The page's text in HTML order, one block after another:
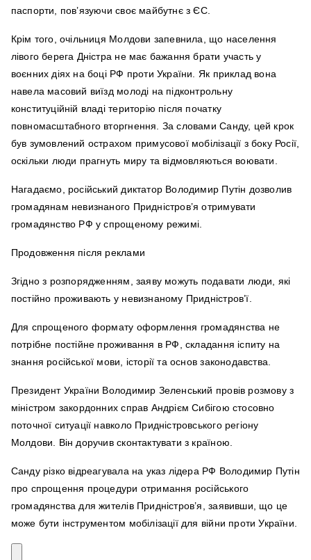
паспорти, пов’язуючи своє майбутнє з ЄС.
Крім того, очільниця Молдови запевнила, що населення
лівого берега Дністра не має бажання брати участь у
воєнних діях на боці РФ проти України. Як приклад вона
навела масовий виїзд молоді на підконтрольну
конституційній владі територію після початку
повномасштабного вторгнення. За словами Санду, цей крок
був зумовлений острахом примусової мобілізації з боку Росії,
оскільки люди прагнуть миру та відмовляються воювати.
Нагадаємо, російський диктатор Володимир Путін дозволив
громадянам невизнаного Придністров’я отримувати
громадянство РФ у спрощеному режимі.
Продовження після реклами
Згідно з розпорядженням, заяву можуть подавати люди, які
постійно проживають у невизнаному Придністров’ї.
Для спрощеного формату оформлення громадянства не
потрібне постійне проживання в РФ, складання іспиту на
знання російської мови, історії та основ законодавства.
Президент України Володимир Зеленський провів розмову з
міністром закордонних справ Андрієм Сибігою стосовно
поточної ситуації навколо Придністровського регіону
Молдови. Він доручив сконтактувати з країною.
Санду різко відреагувала на указ лідера РФ Володимир Путін
про спрощення процедури отримання російського
громадянства для жителів Придністров’я, заявивши, що це
може бути інструментом мобілізації для війни проти України.